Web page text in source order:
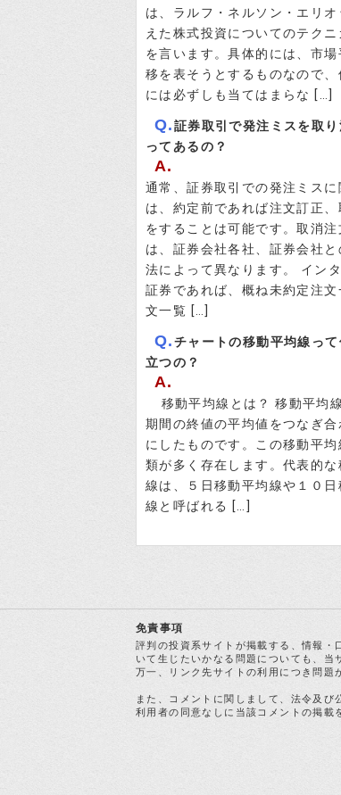
は、ラルフ・ネルソン・エリオ
えた株式投資についてのテクニ
を言います。具体的には、市場
移を表そうとするものなので、
には必ずしも当てはまらな […]
Q.証券取引で発注ミスを取
ってあるの？
A.
通常、証券取引での発注ミスに
は、約定前であれば注文訂正、
をすることは可能です。取消注
は、証券会社各社、証券会社と
法によって異なります。 イン
証券であれば、概ね未約定注文
文一覧 […]
Q.チャートの移動平均線って
立つの？
A.
移動平均線とは？ 移動平均
期間の終値の平均値をつなぎ合
にしたものです。この移動平均
類が多く存在します。代表的な
線は、５日移動平均線や１０日
線と呼ばれる […]
免責事項
評判の投資系サイトが掲載する、情報
いて生じたいかなる問題についても、当
万一、リンク先サイトの利用につき問題
また、コメントに関しまして、法令及
利用者の同意なしに当該コメントの掲載